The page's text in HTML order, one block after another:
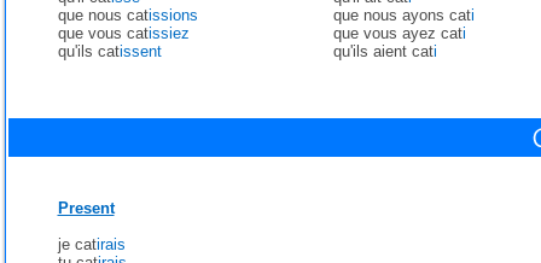
que nous catissions
que vous catissiez
qu'ils catissent
que nous ayons cati
que vous ayez cati
qu'ils aient cati
Present
je catirais